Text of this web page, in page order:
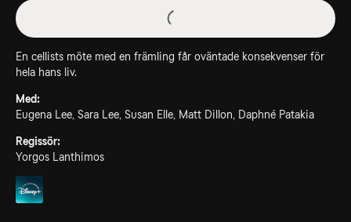
En cellists möte med en främling får oväntade konsekvenser för
hela hans liv.
Med:
Eugena Lee, Sara Lee, Susan Elle, Matt Dillon, Daphné Patakia
Regissör:
Yorgos Lanthimos